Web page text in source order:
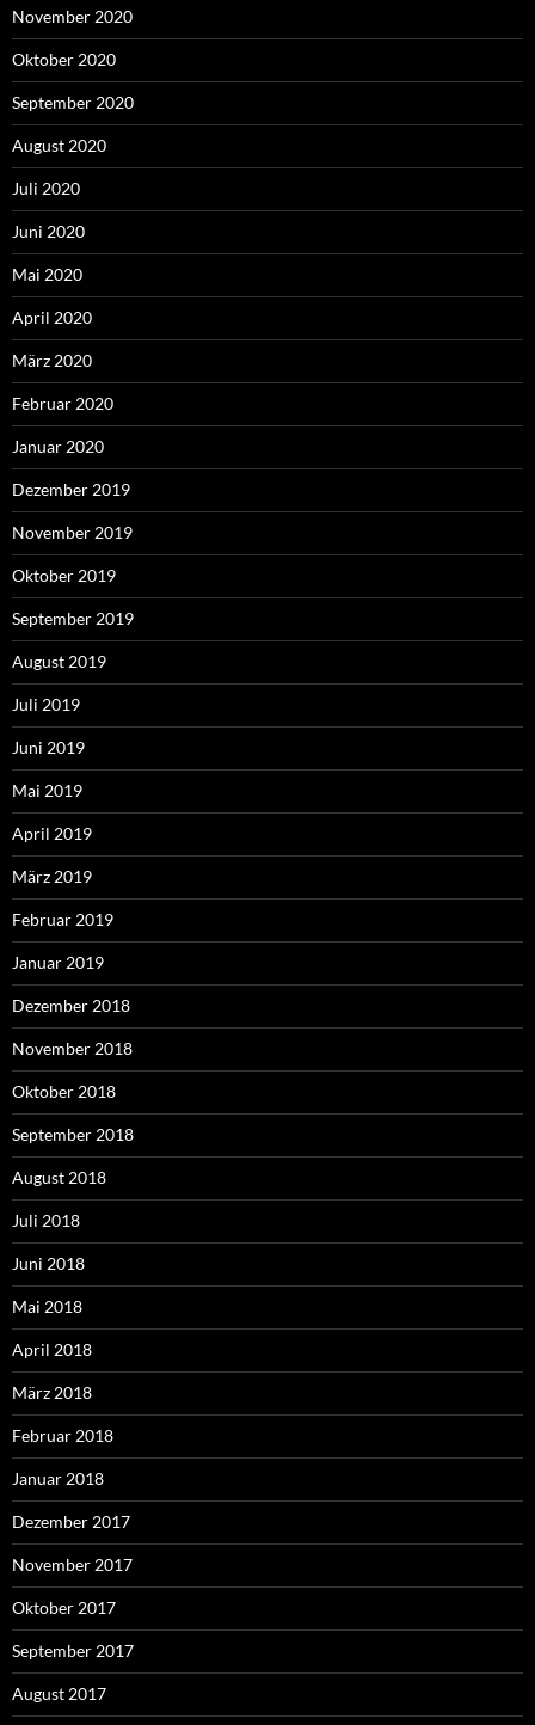
November 2020
Oktober 2020
September 2020
August 2020
Juli 2020
Juni 2020
Mai 2020
April 2020
März 2020
Februar 2020
Januar 2020
Dezember 2019
November 2019
Oktober 2019
September 2019
August 2019
Juli 2019
Juni 2019
Mai 2019
April 2019
März 2019
Februar 2019
Januar 2019
Dezember 2018
November 2018
Oktober 2018
September 2018
August 2018
Juli 2018
Juni 2018
Mai 2018
April 2018
März 2018
Februar 2018
Januar 2018
Dezember 2017
November 2017
Oktober 2017
September 2017
August 2017